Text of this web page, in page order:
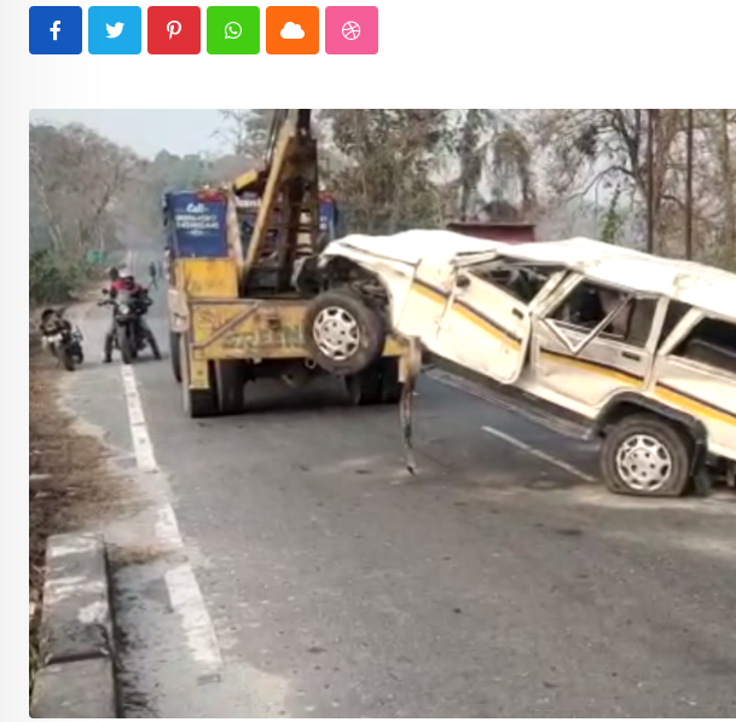
PinterestWhatsappCloud StumbleUpon